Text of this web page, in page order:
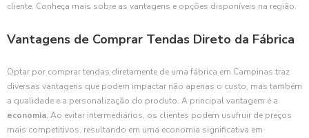
cliente. Conheça mais sobre as vantagens e opções disponíveis na região.
Vantagens de Comprar Tendas Direto da Fábrica
Optar por comprar tendas diretamente de uma fábrica em Campinas traz
diversas vantagens que podem impactar não apenas o custo, mas também
a qualidade e a personalização do produto. A principal vantagem é a
economia. Ao evitar intermediários, os clientes podem usufruir de preços
mais competitivos, resultando em uma economia significativa em